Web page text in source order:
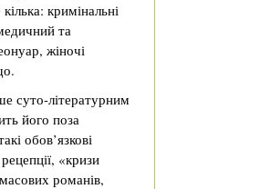
кримінальні
та
жіночі
суто-літературним
його поза
обов’язкові
«кризи
романів,